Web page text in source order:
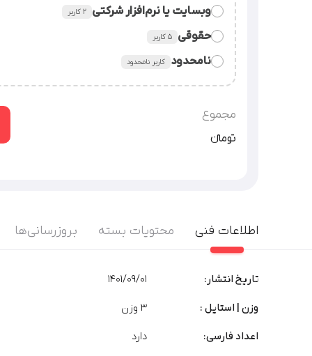
قراردادن فایل فونت در سورس وبسایت یا نرم‌افزار
وبسایت یا نرم‌افزار شرکتی ٢ کاربر
قراردادن فایل فونت در سورس وبسایت یا نرم‌افزار شرکت.
حقوقی ۵ کاربر
استفاده از فایل فونت در همه‌ی امور شرکت، سازمان یا
نامحدود کاربر نامحدود
مجموع
تومان‫ء‬‫
اطلاعات فنی محتویات بسته بروزرسانی‌ها
تاریخ انتشار: 1401/09/01
وزن | استایل : 3 وزن
اعداد فارسی: دارد